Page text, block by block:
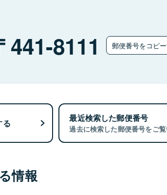
441-8111 郵便番号をコピ
る 最近検索した郵便番号
過去に検索した郵便番号をご覧
情報